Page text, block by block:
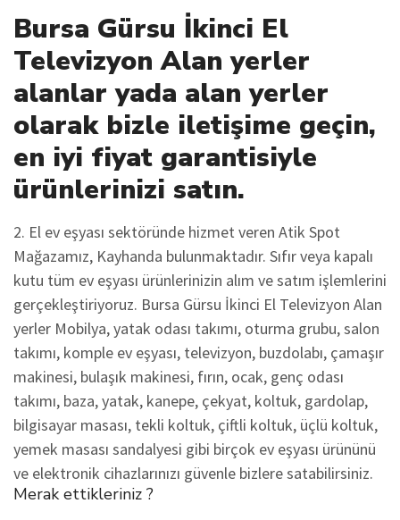
Bursa Gürsu İkinci El
Televizyon Alan yerler
alanlar yada alan yerler
olarak bizle iletişime geçin,
en iyi fiyat garantisiyle
ürünlerinizi satın.
2. El ev eşyası sektöründe hizmet veren Atik Spot
Mağazamız, Kayhanda bulunmaktadır. Sıfır veya kapalı
kutu tüm ev eşyası ürünlerinizin alım ve satım işlemlerini
gerçekleştiriyoruz. Bursa Gürsu İkinci El Televizyon Alan
yerler Mobilya, yatak odası takımı, oturma grubu, salon
takımı, komple ev eşyası, televizyon, buzdolabı, çamaşır
makinesi, bulaşık makinesi, fırın, ocak, genç odası
takımı, baza, yatak, kanepe, çekyat, koltuk, gardolap,
bilgisayar masası, tekli koltuk, çiftli koltuk, üçlü koltuk,
yemek masası sandalyesi gibi birçok ev eşyası ürününü
ve elektronik cihazlarınızı güvenle bizlere satabilirsiniz.
Merak ettikleriniz ?